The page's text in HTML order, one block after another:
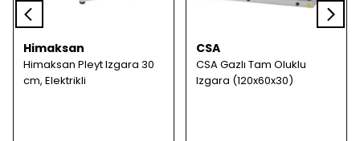
Himaksan
Himaksan Pleyt Izgara 30
cm, Elektrikli
CSA
CSA Gazlı Tam Oluklu
Izgara (120x60x30)